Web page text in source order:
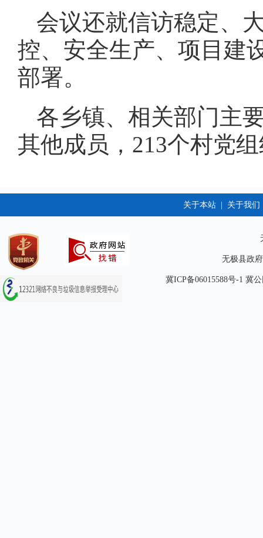
会议还就信访稳定、
控、安全生产、项目建
部署。
各乡镇、相关部门主
其他成员，213个村党